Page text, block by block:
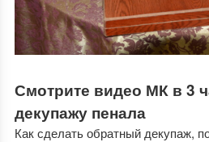
Смотрите видео МК в 3
декупажу пенала
Как сделать обратный декупаж,